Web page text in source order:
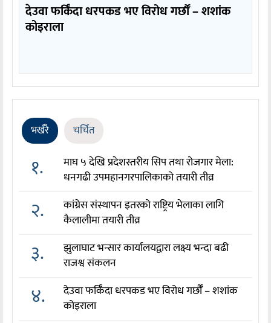
देउवा फर्किँदा धरपकड भए विरोध गर्छौँं – शशांक
कोइराला
भर्खरै चर्चित
१.
माघ ५ देखि प्रदेशस्तरीय सिप तथा रोजगार मेला:
धनगढी उपमहानगरपालिकाको तयारी तीव्र
२.
कांग्रेस संस्थापन इतरको राष्ट्रिय भेलाका लागि
कैलालीमा तयारी तीव्र
३.
झुलाघाट भन्सार कार्यालयद्वारा लक्ष्य भन्दा बढी
राजश्व संकलन
४.
देउवा फर्किँदा धरपकड भए विरोध गर्छौँं – शशांक
कोइराला